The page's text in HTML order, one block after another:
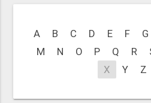
A B C D E F G
M
N O P Q R
X
Y Z